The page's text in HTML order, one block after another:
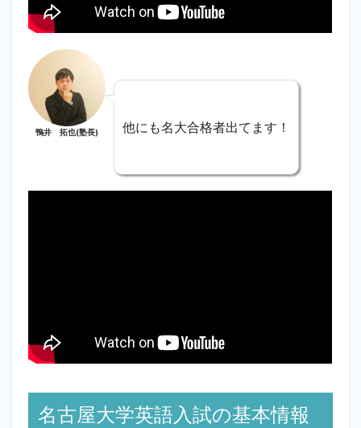
鴨井 拓也(塾長) 他にも名大合格者出てます！
名古屋大学英語入試の基本情報